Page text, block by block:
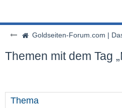
Goldseiten-Forum.com | Das
Themen mit dem Tag
Thema